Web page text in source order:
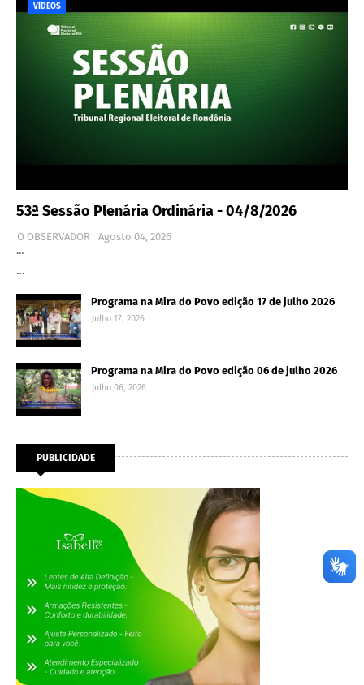
VÍDEOS
53ª Sessão Plenária Ordinária - 04/8/2026
O OBSERVADOR
Agosto 04, 2026
…
…
Programa na Mira do Povo edição 17 de julho 2026
Julho 17, 2026
Programa na Mira do Povo edição 06 de julho 2026
Julho 06, 2026
PUBLICIDADE